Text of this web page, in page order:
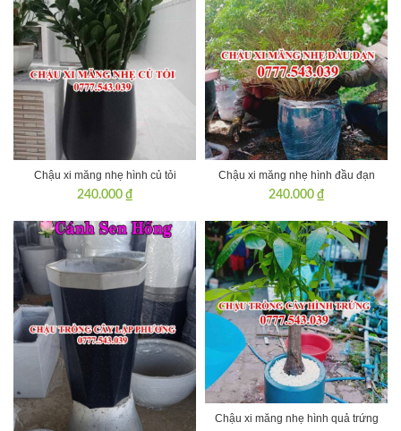
Chậu xi măng nhẹ hình củ tỏi
240.000 ₫
Chậu xi măng nhẹ hình đầu đạn
240.000 ₫
Chậu xi măng nhẹ hình quả trứng